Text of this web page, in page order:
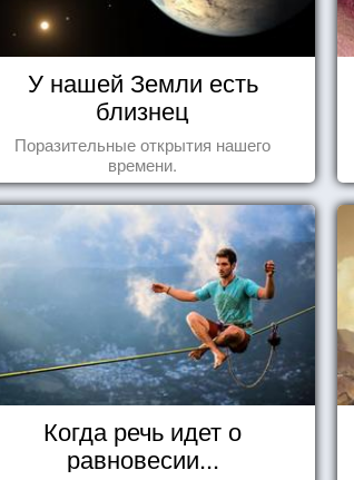
У нашей Земли есть
близнец
Поразительные открытия нашего
времени.
Когда речь идет о
равновесии...